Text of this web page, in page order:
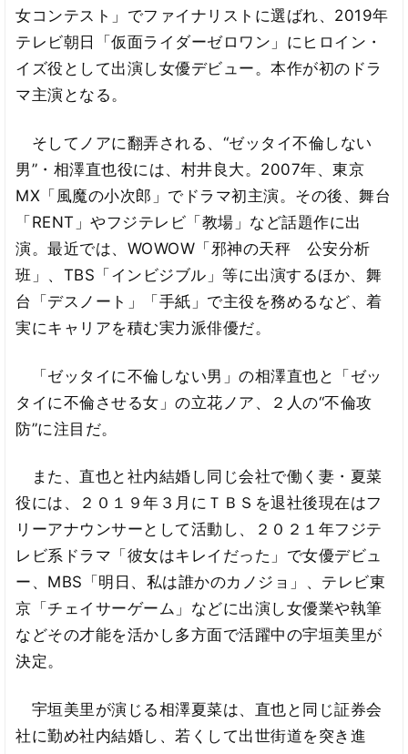
女コンテスト」でファイナリストに選ばれ、2019年
テレビ朝日「仮面ライダーゼロワン」にヒロイン・
イズ役として出演し女優デビュー。本作が初のドラ
マ主演となる。
そしてノアに翻弄される、“ゼッタイ不倫しない
男”・相澤直也役には、村井良大。2007年、東京
MX「風魔の小次郎」でドラマ初主演。その後、舞台
「RENT」やフジテレビ「教場」など話題作に出
演。最近では、WOWOW「邪神の天秤 公安分析
班」、TBS「インビジブル」等に出演するほか、舞
台「デスノート」「手紙」で主役を務めるなど、着
実にキャリアを積む実力派俳優だ。
「ゼッタイに不倫しない男」の相澤直也と「ゼッ
タイに不倫させる女」の立花ノア、２人の“不倫攻
防”に注目だ。
また、直也と社内結婚し同じ会社で働く妻・夏菜
役には、２０１９年３月にＴＢＳを退社後現在はフ
リーアナウンサーとして活動し、２０２１年フジテ
レビ系ドラマ「彼女はキレイだった」で女優デビュ
ー、MBS「明日、私は誰かのカノジョ」、テレビ東
京「チェイサーゲーム」などに出演し女優業や執筆
などその才能を活かし多方面で活躍中の宇垣美里が
決定。
宇垣美里が演じる相澤夏菜は、直也と同じ証券会
社に勤め社内結婚し、若くして出世街道を突き進